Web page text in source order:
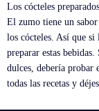
Los cócteles
El zumo tiene un
los cócteles. Así que si
preparar estas
dulces, debería probar
todas las recetas y